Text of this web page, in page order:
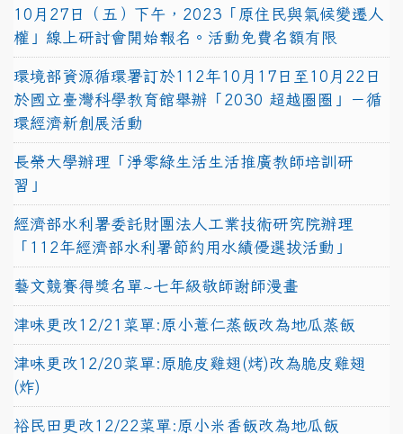
10月27日（五）下午，2023「原住民與氣候變遷人
權」線上研討會開始報名。活動免費名額有限
環境部資源循環署訂於112年10月17日至10月22日
於國立臺灣科學教育館舉辦「2030 超越圈圈」－循
環經濟新創展活動
長榮大學辦理「淨零綠生活生活推廣教師培訓研
習」
經濟部水利署委託財團法人工業技術研究院辦理
「112年經濟部水利署節約用水績優選拔活動」
藝文競賽得獎名單~七年級敬師謝師漫畫
津味更改12/21菜單:原小薏仁蒸飯改為地瓜蒸飯
津味更改12/20菜單:原脆皮雞翅(烤)改為脆皮雞翅
(炸)
裕民田更改12/22菜單:原小米香飯改為地瓜飯